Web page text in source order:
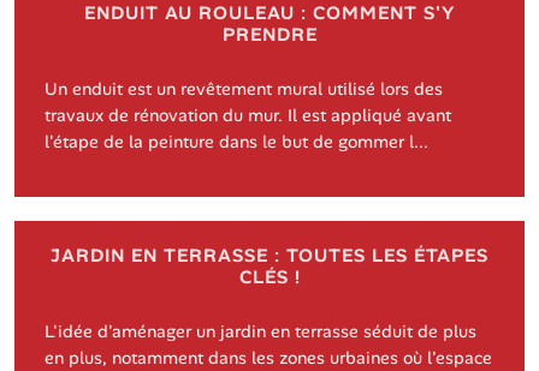
ENDUIT AU ROULEAU : COMMENT S'Y
PRENDRE
Un enduit est un revêtement mural utilisé lors des
travaux de rénovation du mur. Il est appliqué avant
l'étape de la peinture dans le but de gommer l...
JARDIN EN TERRASSE : TOUTES LES ÉTAPES
CLÉS !
L'idée d'aménager un jardin en terrasse séduit de plus
en plus, notamment dans les zones urbaines où l'espace